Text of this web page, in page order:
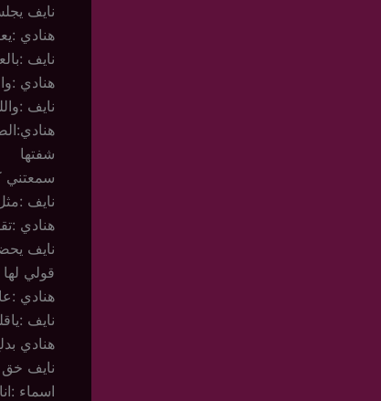
نايف
هنادي
نايف
هنادي
نايف
شفتها
سمعتني
نايف
هنادي
نايف
قولي
هنادي
نايف
هنادي
نايف خق
اسماء